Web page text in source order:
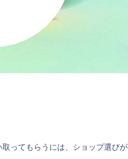
ってもらうには、ショップ選び